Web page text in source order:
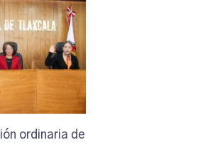
ordinaria de